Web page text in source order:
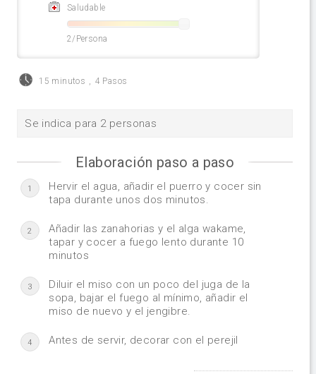
Saludable
2/Persona
15 minutos , 4 Pasos
Se indica para 2 personas
Elaboración paso a paso
1
Hervir el agua, añadir el puerro y cocer sin
tapa durante unos dos minutos.
2
Añadir las zanahorias y el alga wakame,
tapar y cocer a fuego lento durante 10
minutos
3
Diluir el miso con un poco del juga de la
sopa, bajar el fuego al mínimo, añadir el
miso de nuevo y el jengibre.
4 Antes de servir, decorar con el perejil